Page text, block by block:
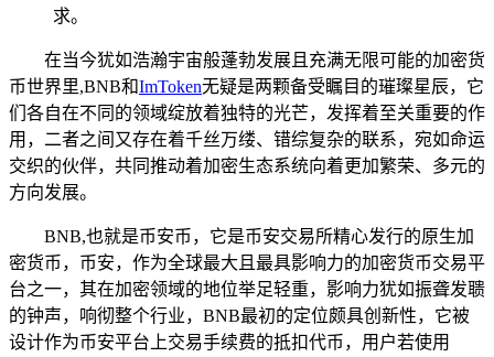
求。
在当今犹如浩瀚宇宙般蓬勃发展且充满无限可能的加密货
币世界里,BNB和ImToken无疑是两颗备受瞩目的璀璨星辰，它
们各自在不同的领域绽放着独特的光芒，发挥着至关重要的作
用，二者之间又存在着千丝万缕、错综复杂的联系，宛如命运
交织的伙伴，共同推动着加密生态系统向着更加繁荣、多元的
方向发展。
BNB,也就是币安币，它是币安交易所精心发行的原生加
密货币，币安，作为全球最大且最具影响力的加密货币交易平
台之一，其在加密领域的地位举足轻重，影响力犹如振聋发聩
的钟声，响彻整个行业，BNB最初的定位颇具创新性，它被
设计作为币安平台上交易手续费的抵扣代币，用户若使用